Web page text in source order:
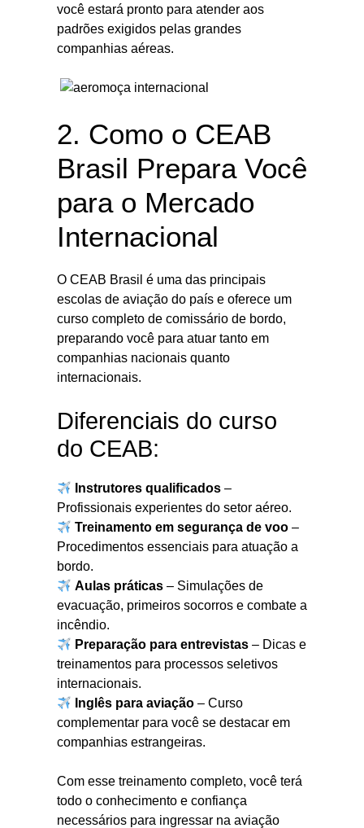
você estará pronto para atender aos
padrões exigidos pelas grandes
companhias aéreas.
2. Como o CEAB
Brasil Prepara Você
para o Mercado
Internacional
O CEAB Brasil é uma das principais
escolas de aviação do país e oferece um
curso completo de comissário de bordo,
preparando você para atuar tanto em
companhias nacionais quanto
internacionais.
Diferenciais do curso
do CEAB:
Instrutores qualificados –
Profissionais experientes do setor aéreo.
Treinamento em segurança de voo –
Procedimentos essenciais para atuação a
bordo.
Aulas práticas – Simulações de
evacuação, primeiros socorros e combate a
incêndio.
Preparação para entrevistas – Dicas e
treinamentos para processos seletivos
internacionais.
Inglês para aviação – Curso
complementar para você se destacar em
companhias estrangeiras.
Com esse treinamento completo, você terá
todo o conhecimento e confiança
necessários para ingressar na aviação